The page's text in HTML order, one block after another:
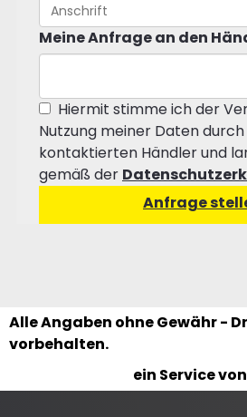
Meine Anfrage an den
Hiermit stimme ich der
Nutzung meiner Daten
kontaktierten Händler und
gemäß der
Alle Angaben ohne Gewähr -
vorbehalten.
ein Service von